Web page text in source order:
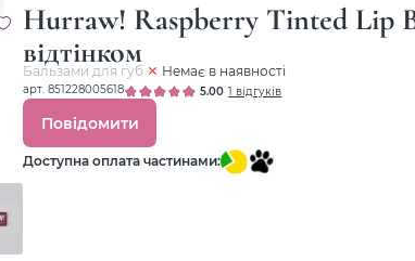
Hurraw! Raspberry Tinted Lip
відтінком
Бальзами для губ Немає в наявності
арт. 851228005618 5.00 1 відгуків
Повідомити
Доступна оплата частинами: